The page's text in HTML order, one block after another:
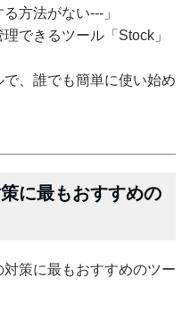
方法がない---」
できるツール「Stock」
、誰でも簡単に使い始め
に最もおすすめの
策に最もおすすめのツー